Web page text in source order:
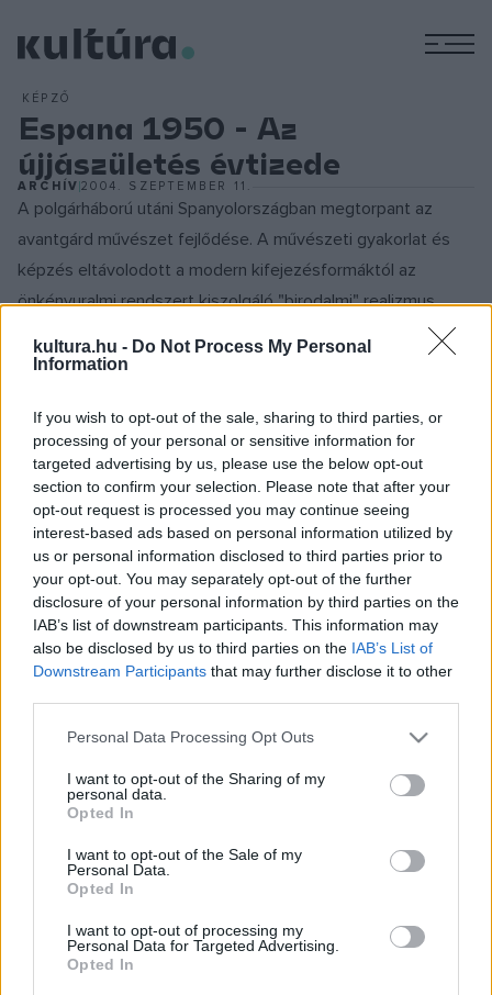
kultura.hu - Do Not Process My Personal
Information
If you wish to opt-out of the sale, sharing to third parties, or
processing of your personal or sensitive information for
targeted advertising by us, please use the below opt-out
section to confirm your selection. Please note that after your
opt-out request is processed you may continue seeing
interest-based ads based on personal information utilized by
us or personal information disclosed to third parties prior to
your opt-out. You may separately opt-out of the further
disclosure of your personal information by third parties on the
IAB’s list of downstream participants. This information may
also be disclosed by us to third parties on the IAB’s List of
Downstream Participants that may further disclose it to other
Please note that this website/app uses one or more Google
not limited to your visit or usage behaviour. You may click to
grant or deny consent to Google and its third-party tags to
use your data for below specified purposes in below Google
consent section.
Personal Data Processing Opt Outs
I want to opt-out of the Sharing of my
personal data.
Opted In
I want to opt-out of the Sale of my
Personal Data.
Opted In
I want to opt-out of processing my
Personal Data for Targeted Advertising.
Opted In
KÉPZŐ
Espana 1950 - Az
újjászületés évtizede
ARCHÍV2004. SZEPTEMBER 11.
A polgárháború utáni Spanyolországban megtorpant az
avantgárd művészet fejlődése. A művészeti gyakorlat és
képzés eltávolodott a modern kifejezésformáktól az
önkényuralmi rendszert kiszolgáló "birodalmi" realizmus
irányába. Az 1940-es évek végén azonban az avantgárd
művészet szereplői ismét megjelentek a spanyol művészet
bekapcsolódjanak a nemzetközi kezdeményezésekbe.
Ekkor rögzültek azok az alapvető jegyek és vonások,
amelyek a spanyol kultúrát egészen a hetvenes évek elejéig
fémjelezték. Ezért nevezik az 1950-es éveket
Spanyolországban az újjászületés évtizedének.
A látogató élményét különösen fokozó korhű installáció
egyedülálló módon mutatja be a spanyol művészet
sokoldalúságát ebben az ellentmondásos korszakban.
Millares, Feito, Sempere, Palazuelo, Canogar), szobrászat
(Chillida, Martín Chirino, Andreu Alfaro, Oteiza),
sokszorosított grafika (Manolo Prieto, Ricard Giralt-Miracle)
és az építészet (Oriol Bohigas, Coderch, Fernández Alba, de
filmrészleteket is láthat majd a közönség.